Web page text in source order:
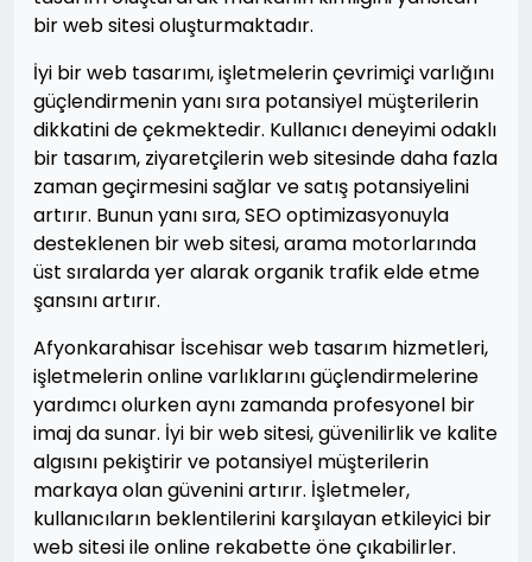
bir web sitesi oluşturmaktadır.
İyi bir web tasarımı, işletmelerin çevrimiçi varlığını
güçlendirmenin yanı sıra potansiyel müşterilerin
dikkatini de çekmektedir. Kullanıcı deneyimi odaklı
bir tasarım, ziyaretçilerin web sitesinde daha fazla
zaman geçirmesini sağlar ve satış potansiyelini
artırır. Bunun yanı sıra, SEO optimizasyonuyla
desteklenen bir web sitesi, arama motorlarında
üst sıralarda yer alarak organik trafik elde etme
şansını artırır.
Afyonkarahisar İscehisar web tasarım hizmetleri,
işletmelerin online varlıklarını güçlendirmelerine
yardımcı olurken aynı zamanda profesyonel bir
imaj da sunar. İyi bir web sitesi, güvenilirlik ve kalite
algısını pekiştirir ve potansiyel müşterilerin
markaya olan güvenini artırır. İşletmeler,
kullanıcıların beklentilerini karşılayan etkileyici bir
web sitesi ile online rekabette öne çıkabilirler.